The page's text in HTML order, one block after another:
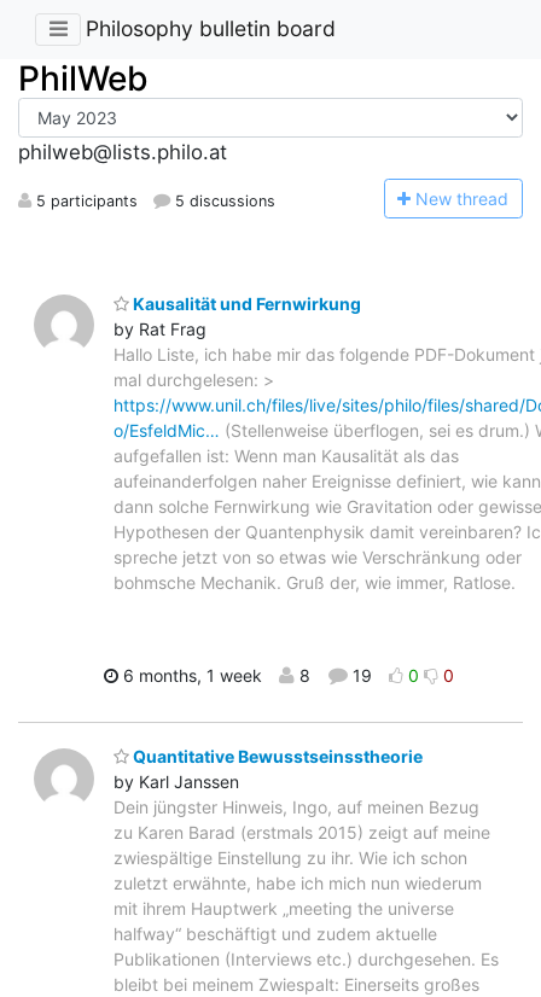
Philosophy bulletin board
PhilWeb
philweb@lists.philo.at
5 participants 5 discussions New thread
Kausalität und Fernwirkung
by Rat Frag
Hallo Liste, ich habe mir das folgende PDF-
mal durchgelesen: >
https://www.unil.ch/files/live/sites/philo/files/shared/
o/EsfeldMic… (Stellenweise überflogen, sei es drum.)
aufgefallen ist: Wenn man Kausalität als das
aufeinanderfolgen naher Ereignisse definiert, wie
dann solche Fernwirkung wie Gravitation oder gewisse
Hypothesen der Quantenphysik damit vereinbaren?
spreche jetzt von so etwas wie Verschränkung oder
bohmsche Mechanik. Gruß der, wie immer, Ratlose.
6 months, 1 week 8 19 0 0
Quantitative Bewusstseinsstheorie
by Karl Janssen
Dein jüngster Hinweis, Ingo, auf meinen Bezug
zu Karen Barad (erstmals 2015) zeigt auf meine
zwiespältige Einstellung zu ihr. Wie ich schon
zuletzt erwähnte, habe ich mich nun wiederum
mit ihrem Hauptwerk „meeting the universe
halfway“ beschäftigt und zudem aktuelle
Publikationen (Interviews etc.) durchgesehen. Es
bleibt bei meinem Zwiespalt: Einerseits großes